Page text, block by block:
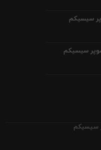
سیسیکم
سیسیکم
سیسیکم